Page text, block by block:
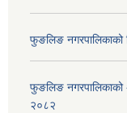
फुङलिङ नगरपालिकाको
फुङलिङ नगरपालिकाको
२०८२